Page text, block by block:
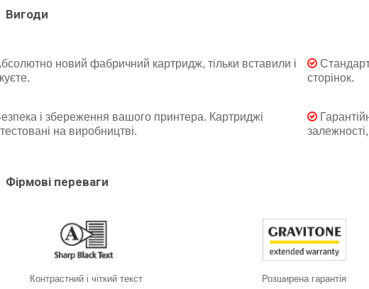
Вигоди
новий фабричний картридж, тільки вставили і
і збереження вашого принтера. Картриджі
на виробництві.
сторінок.
Фірмові переваги
Контрастний і чіткий текст Розширена гарантія